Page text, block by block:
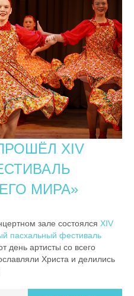
XIV
МИРА»
зале состоялся XIV
пасхальный фестиваль
день артисты со всего
Христа и делились